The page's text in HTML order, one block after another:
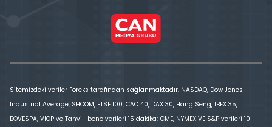
Sitemizdeki veriler Foreks tarafından sağlanmaktadır. NASDAQ, Dow Jones
Industrial Average, SHCOM, FTSE 100, CAC 40, DAX 30, Hang Seng, IBEX 35,
BOVESPA, VİOP ve Tahvil-bono verileri 15 dakika; CME, NYMEX VE S&P verileri 10